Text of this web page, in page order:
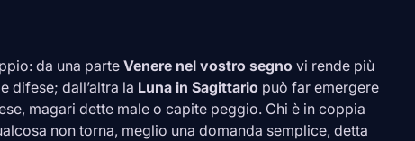
da una parteVenere nel vostro segno vi rende più
difese; dall’altra la Luna in Sagittario può far emergere
magari dette male o capite peggio. Chi è in coppia
non torna, meglio una domanda semplice, detta